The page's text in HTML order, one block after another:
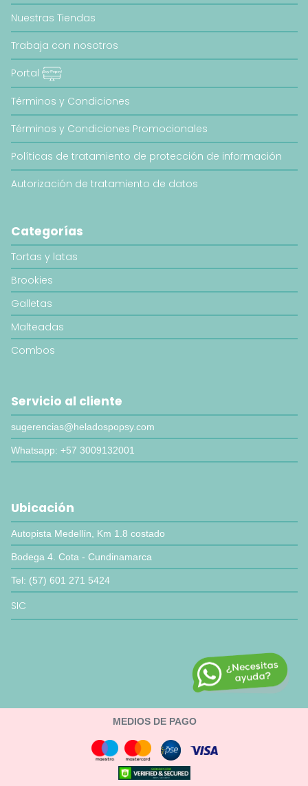
Nuestras Tiendas
Trabaja con nosotros
Portal
Términos y Condiciones
Términos y Condiciones Promocionales
Políticas de tratamiento de protección de información
Autorización de tratamiento de datos
Categorías
Tortas y latas
Brookies
Galletas
Malteadas
Combos
Servicio al cliente
sugerencias@heladospopsy.com
Whatsapp: +57 3009132001
Ubicación
Autopista Medellín, Km 1.8 costado
Bodega 4. Cota - Cundinamarca
Tel: (57) 601 271 5424
SIC
MEDIOS DE PAGO